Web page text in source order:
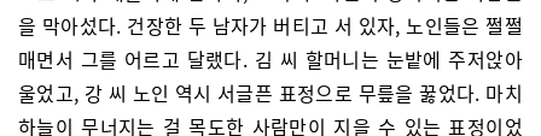
을 막아섰다. 건장한 두 남자가 버티고 서 있자, 노인들은 쩔쩔
매면서 그를 어르고 달랬다. 김 씨 할머니는 눈밭에 주저앉아
울었고, 강 씨 노인 역시 서글픈 표정으로 무릎을 꿇었다. 마치
하늘이 무너지는 걸 목도한 사람만이 지을 수 있는 표정이었